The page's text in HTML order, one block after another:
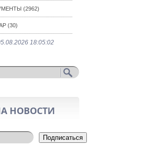
(2962)
(30)
18:05:02
НОВОСТИ
Подписаться